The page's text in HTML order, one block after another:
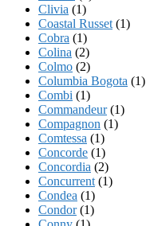
Clivia (1)
Coastal Russet (1)
Cobra (1)
Colina (2)
Colmo (2)
Columbia Bogota (1)
Combi (1)
Commandeur(1)
Compagnon (1)
Comtessa (1)
Concorde (1)
Concordia (2)
Concurrent (1)
Condea (1)
Condor(1)